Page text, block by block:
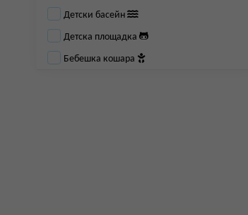
Детски басейн
Детска площадка
Бебешка кошара